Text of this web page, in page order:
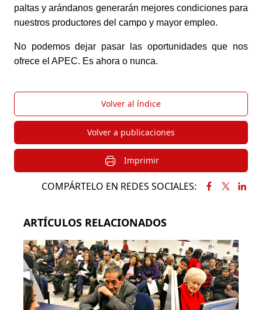
paltas y arándanos generarán mejores condiciones para
nuestros productores del campo y mayor empleo.
No podemos dejar pasar las oportunidades que nos
ofrece el APEC. Es ahora o nunca.
Volver al índice
Volver a publicaciones
Imprimir
COMPÁRTELO EN REDES SOCIALES:
ARTÍCULOS RELACIONADOS